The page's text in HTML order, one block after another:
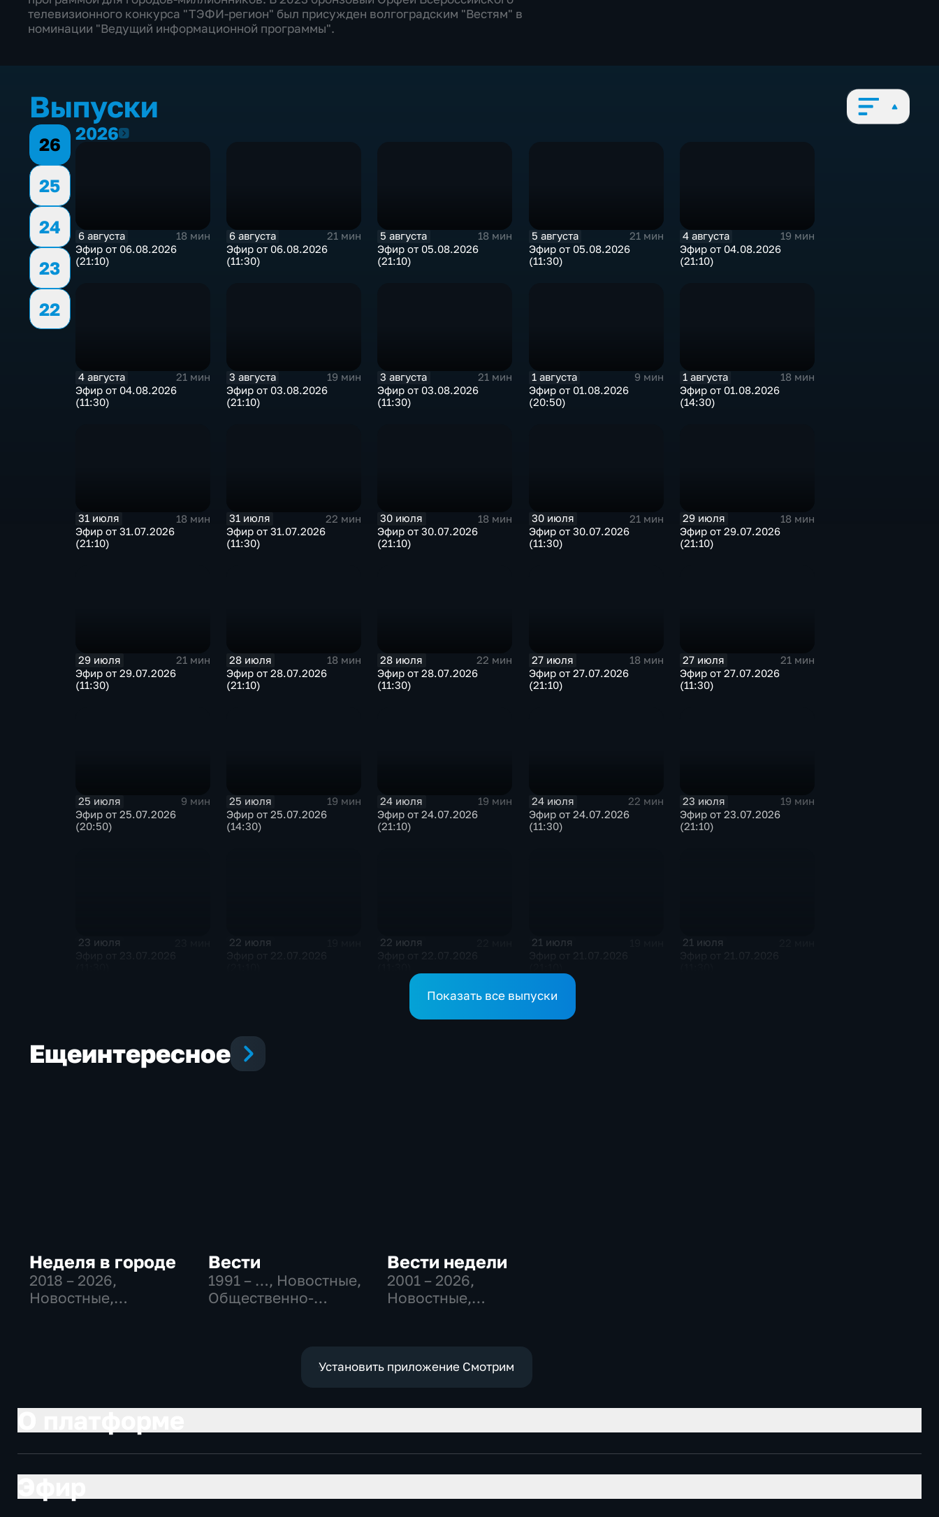
телевизионного конкурса "ТЭФИ-регион" был присужден волгоградским "Вестям" в
номинации "Ведущий информационной программы".
Выпуски
26
25
24
23
22
20262026
6 августа
18 мин
Эфир от 06.08.2026
(21:10)
6 августа
21 мин
Эфир от 06.08.2026
(11:30)
5 августа
18 мин
Эфир от 05.08.2026
(21:10)
5 августа
21 мин
Эфир от 05.08.2026
(11:30)
4 августа
19 мин
Эфир от 04.08.2026
(21:10)
4 августа
21 мин
Эфир от 04.08.2026
(11:30)
3 августа
19 мин
Эфир от 03.08.2026
(21:10)
3 августа
21 мин
Эфир от 03.08.2026
(11:30)
1 августа
9 мин
Эфир от 01.08.2026
(20:50)
1 августа
18 мин
Эфир от 01.08.2026
(14:30)
31 июля
18 мин
Эфир от 31.07.2026
(21:10)
31 июля
22 мин
Эфир от 31.07.2026
(11:30)
30 июля
18 мин
Эфир от 30.07.2026
(21:10)
30 июля
21 мин
Эфир от 30.07.2026
(11:30)
29 июля
18 мин
Эфир от 29.07.2026
(21:10)
29 июля
21 мин
Эфир от 29.07.2026
(11:30)
28 июля
18 мин
Эфир от 28.07.2026
(21:10)
28 июля
22 мин
Эфир от 28.07.2026
(11:30)
27 июля
18 мин
Эфир от 27.07.2026
(21:10)
27 июля
21 мин
Эфир от 27.07.2026
(11:30)
25 июля
9 мин
Эфир от 25.07.2026
(20:50)
25 июля
19 мин
Эфир от 25.07.2026
(14:30)
24 июля
19 мин
Эфир от 24.07.2026
(21:10)
24 июля
22 мин
Эфир от 24.07.2026
(11:30)
23 июля
19 мин
Эфир от 23.07.2026
(21:10)
23 июля 22 июля 22 июля 21 июля 21 июля
Показать все выпуски
Ещеинтересное
Неделя в городе
2018 – 2026,
Новостные,
Вести
1991 – …, Новостные,
Общественно-
Вести недели
2001 – 2026,
Новостные,
Установить приложение Смотрим